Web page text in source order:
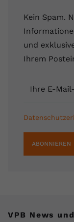
Kein Spam.
und
Ihrem
Ihre E-
ABONNIEREN
VPB News
Name
Anbieter
Laufzeit
Name